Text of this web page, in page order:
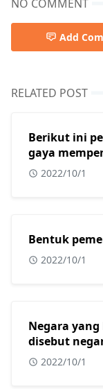
NO COMMENT
Add
RELATED POST
Berikut ini
gaya
bergerak
2022/10/1
Bentuk
2022/10/1
Negara
disebut
2022/10/1